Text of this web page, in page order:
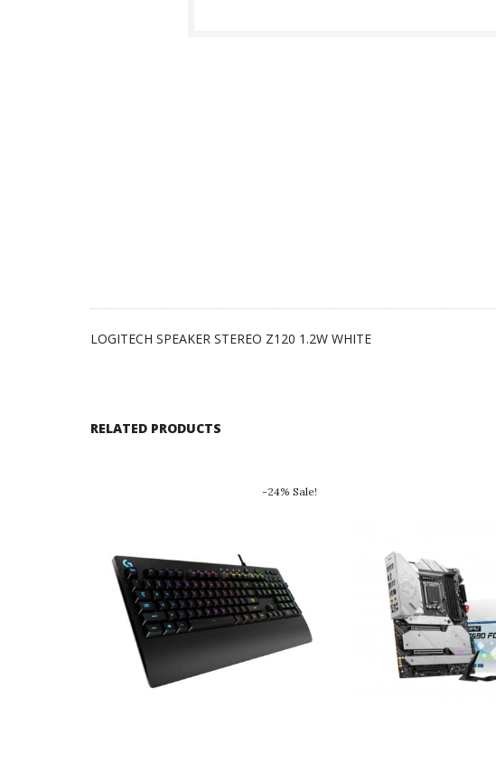
LOGITECH SPEAKER STEREO Z120 1.2W WHITE
RELATED PRODUCTS
-24% Sale!